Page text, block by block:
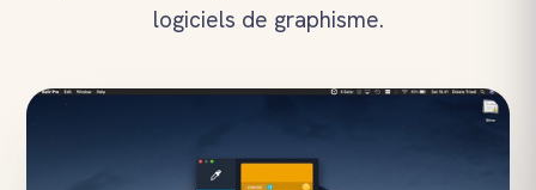
logiciels de graphisme.